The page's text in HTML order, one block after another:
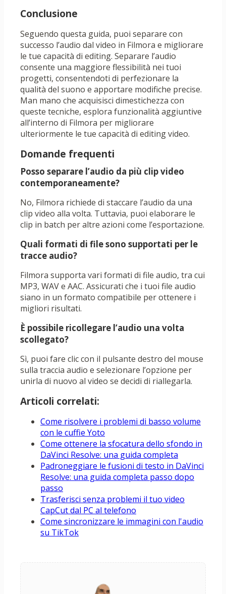
Conclusione
Seguendo questa guida, puoi separare con
successo l’audio dal video in Filmora e migliorare
le tue capacità di editing. Separare l’audio
consente una maggiore flessibilità nei tuoi
progetti, consentendoti di perfezionare la
qualità del suono e apportare modifiche precise.
Man mano che acquisisci dimestichezza con
queste tecniche, esplora funzionalità aggiuntive
all’interno di Filmora per migliorare
ulteriormente le tue capacità di editing video.
Domande frequenti
Posso separare l’audio da più clip video
contemporaneamente?
No, Filmora richiede di staccare l’audio da una
clip video alla volta. Tuttavia, puoi elaborare le
clip in batch per altre azioni come l’esportazione.
Quali formati di file sono supportati per le
tracce audio?
Filmora supporta vari formati di file audio, tra cui
MP3, WAV e AAC. Assicurati che i tuoi file audio
siano in un formato compatibile per ottenere i
migliori risultati.
È possibile ricollegare l’audio una volta
scollegato?
Sì, puoi fare clic con il pulsante destro del mouse
sulla traccia audio e selezionare l’opzione per
unirla di nuovo al video se decidi di riallegarla.
Articoli correlati:
Come risolvere i problemi di basso volume
con le cuffie Yoto
Come ottenere la sfocatura dello sfondo in
DaVinci Resolve: una guida completa
Padroneggiare le fusioni di testo in DaVinci
Resolve: una guida completa passo dopo
passo
Trasferisci senza problemi il tuo video
CapCut dal PC al telefono
Come sincronizzare le immagini con l'audio
su TikTok